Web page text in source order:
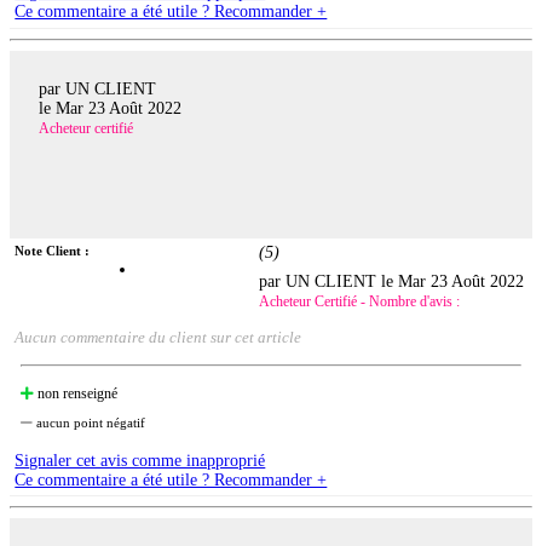
Ce commentaire a été utile ? Recommander +
par UN CLIENT
le Mar 23 Août 2022
Acheteur certifié
Note Client : (5)
par UN CLIENT leMar 23 Août 2022
Acheteur Certifié - Nombre d'avis :
Aucun commentaire du client sur cet article
non renseigné
aucun point négatif
Signaler cet avis comme inapproprié
Ce commentaire a été utile ? Recommander +